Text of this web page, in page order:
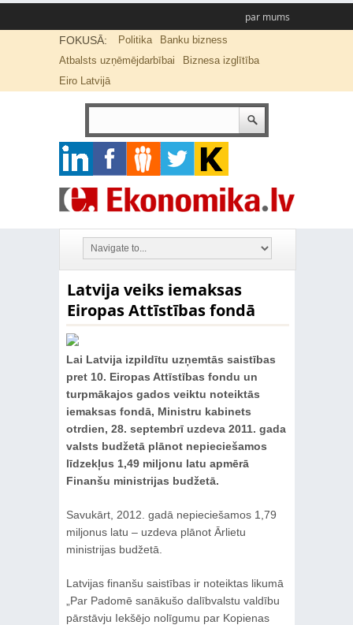
par mums
FOKUSĀ: Politika
Banku bizness
Atbalsts uzņēmējdarbībai
Biznesa izglītība
Eiro Latvijā
Latvija veiks iemaksas
Eiropas Attīstības fondā
Lai Latvija izpildītu uzņemtās saistības
pret 10. Eiropas Attīstības fondu un
turpmākajos gados veiktu noteiktās
iemaksas fondā, Ministru kabinets
otrdien, 28. septembrī uzdeva 2011. gada
valsts budžetā plānot nepieciešamos
līdzekļus 1,49 miljonu latu apmērā
Finanšu ministrijas budžetā.
Savukārt, 2012. gadā nepieciešamos 1,79
miljonus latu – uzdeva plānot Ārlietu
ministrijas budžetā.
Latvijas finanšu saistības ir noteiktas likumā
„Par Padomē sanākušo dalībvalstu valdību
pārstāvju Iekšējo nolīgumu par Kopienas